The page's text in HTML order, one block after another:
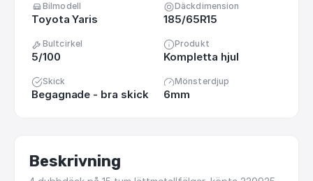
Bilmodell
Toyota Yaris
Däckdimension
185/65R15
Bultcirkel
5/100
Produkt
Kompletta hjul
Skick
Begagnade - bra skick
Mönsterdjup
6mm
Beskrivning